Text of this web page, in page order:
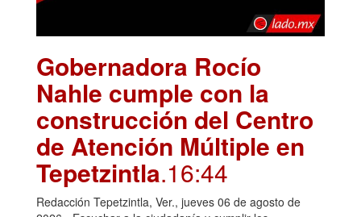
Gobernadora Rocío
Nahle cumple con la
construcción del Centro
de Atención Múltiple en
Tepetzintla.16:44
Redacción Tepetzintla, Ver., jueves 06 de agosto de